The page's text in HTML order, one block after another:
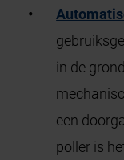
in de
een
poller is